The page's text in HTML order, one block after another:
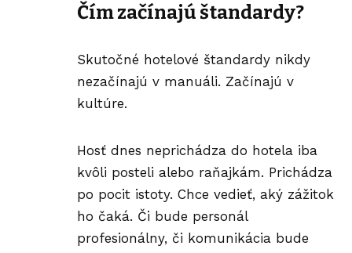
Čím začínajú štandardy?
Skutočné hotelové štandardy nikdy
nezačínajú v manuáli. Začínajú v
kultúre.
Hosť dnes neprichádza do hotela iba
kvôli posteli alebo raňajkám. Prichádza
po pocit istoty. Chce vedieť, aký zážitok
ho čaká. Či bude personál
profesionálny, či komunikácia bude